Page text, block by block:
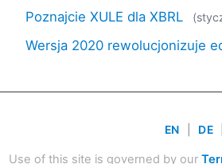
Poznajcie XULE dla XBRL
Wersja 2020 rewolucjonizuje
EN DE
Use of this site is governed by our